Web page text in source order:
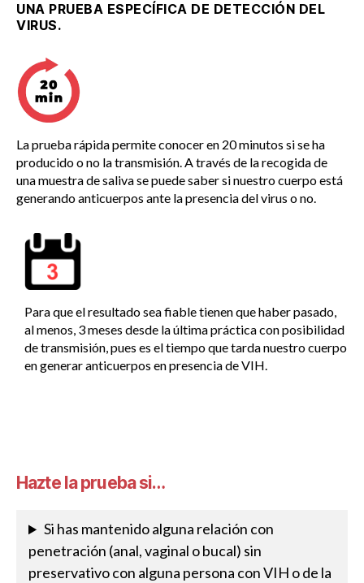
UNA PRUEBA ESPECÍFICA DE DETECCIÓN DEL
VIRUS.
La prueba rápida permite conocer en 20 minutos si se ha
producido o no la transmisión. A través de la recogida de
una muestra de saliva se puede saber si nuestro cuerpo está
generando anticuerpos ante la presencia del virus o no.
Para que el resultado sea fiable tienen que haber pasado,
al menos, 3 meses desde la última práctica con posibilidad
de transmisión, pues es el tiempo que tarda nuestro cuerpo
en generar anticuerpos en presencia de VIH.
Hazte la prueba si…
Si has mantenido alguna relación con
penetración (anal, vaginal o bucal) sin
preservativo con alguna persona con VIH o de la